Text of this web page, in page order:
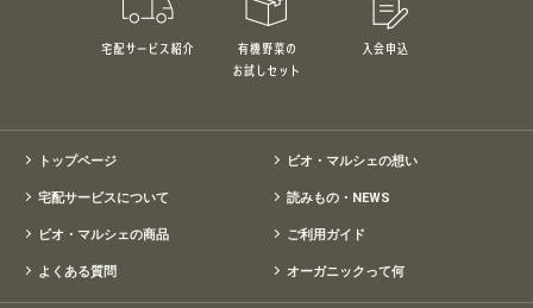
トップページ ビオ・マルシェの想い
宅配サービスについて 読みもの・NEWS
ビオ・マルシェの商品 ご利用ガイド
よくある質問 オーガニックって何